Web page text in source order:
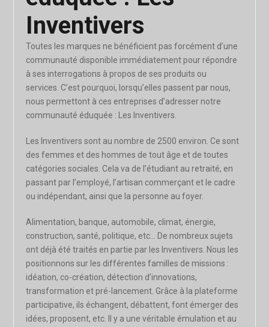
Inventivers
Toutes les marques ne bénéficient pas forcément d’une
communauté disponible immédiatement pour répondre
à ses interrogations à propos de ses produits ou
services. C’est pourquoi, lorsqu’elles passent par nous,
nous permettont à ces entreprises d’adresser notre
communauté éduquée :
Les Inventivers
Les Inventivers sont au nombre de 2500 environ. Ce sont
des femmes et des hommes de tout âge et de toutes
catégories sociales. Cela va de l’étudiant au retraité, en
passant par l’employé, l’artisan commerçant et le cadre
ou indépendant, ainsi que la personne au foyer.
Alimentation, banque, automobile, climat, énergie,
construction, santé, politique, etc… De nombreux sujets
ont déjà été traités en partie par les Inventivers. Nous les
positionnons sur les différentes familles de missions :
idéation, co-création, détection d’innovations,
transformation et pré-lancement. Grâce à la plateforme
participative, ils échangent, débattent, font émerger des
idées, proposent, etc. Il y a une véritable émulation et au